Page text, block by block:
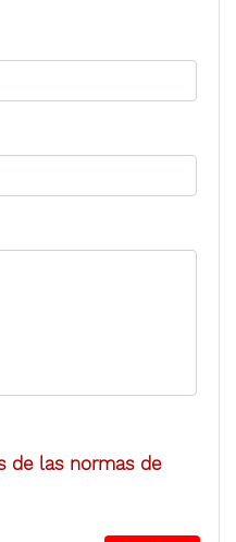
de las normas de